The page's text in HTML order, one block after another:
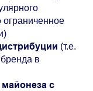
ограниченное
(т.е.
в
с